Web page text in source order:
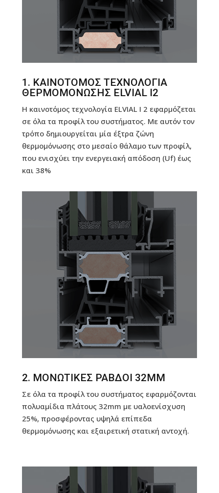
1. ΚΑΙΝΟΤΟΜΟΣ ΤΕΧΝΟΛΟΓΙΑ
ΘΕΡΜΟΜΟΝΩΣΗΣ ELVIAL I2
Η καινοτόμος τεχνολογία ELVIAL Ι 2 εφαρμόζεται
σε όλα τα προφίλ του συστήματος. Με αυτόν τον
τρόπο δημιουργείται μία έξτρα ζώνη
θερμομόνωσης στο μεσαίο θάλαμο των προφίλ,
που ενισχύει την ενεργειακή απόδοση (Uf) έως
και 38%
2. ΜΟΝΩΤΙΚΕΣ ΡΑΒΔΟΙ 32MM
Σε όλα τα προφίλ του συστήματος εφαρμόζονται
πολυαμίδια πλάτους 32mm με υαλοενίσχυση
25%, προσφέροντας υψηλά επίπεδα
θερμομόνωσης και εξαιρετική στατική αντοχή.